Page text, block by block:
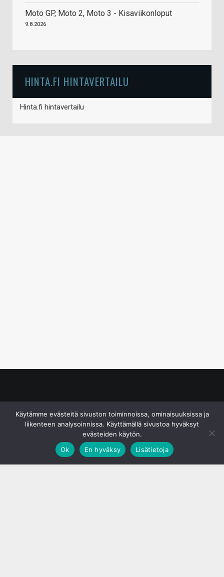
Moto GP, Moto 2, Moto 3 - Kisaviikonloput
9.8.2026
HINTA.FI HINTAVERTAILU
Hinta.fi hintavertailu
Käytämme evästeitä sivuston toiminnoissa, ominaisuuksissa ja
liikenteen analysoinnissa. Käyttämällä sivustoa hyväksyt
evästeiden käytön.
Ok
En hyväksy Lisätietoja